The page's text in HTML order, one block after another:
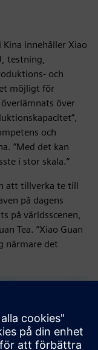
innehåller Xiao
testning,
och
möjligt för
över
och
”Med det kan
i stor skala.”
att tillverka te till
på dagens
på världsscenen,
Tea. ”Xiao Guan
närmare det